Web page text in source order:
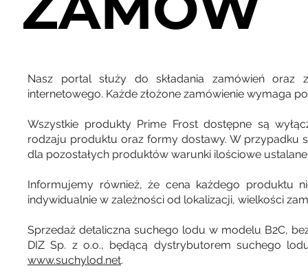
Nasz portal służy do składania zamówień oraz
internetowego. Każde złożone zamówienie wymaga
Wszystkie produkty Prime Frost dostępne są
rodzaju produktu oraz formy dostawy. W przypadku
dla pozostałych produktów warunki ilościowe
Informujemy również, że cena każdego produktu
indywidualnie w zależności od lokalizacji, wielkości
Sprzedaż detaliczna suchego lodu w modelu B2C,
DIZ Sp. z o.o., będącą dystrybutorem suchego
www.suchylod.net.